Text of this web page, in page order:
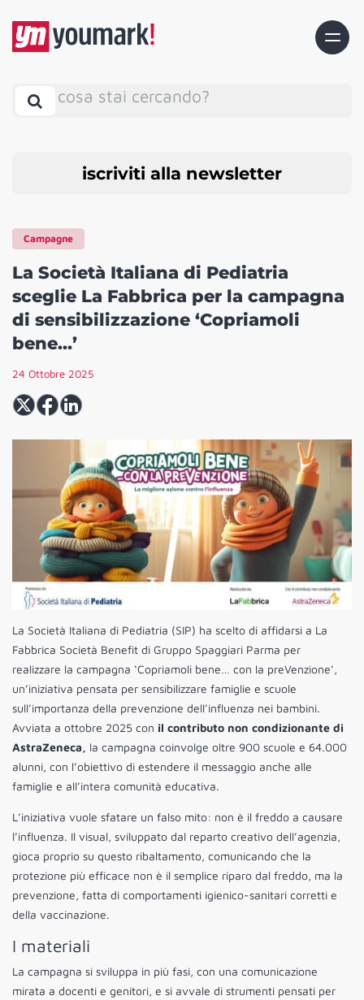
cosa stai cercando?
iscriviti alla newsletter
Campagne
La Società Italiana di Pediatria
sceglie La Fabbrica per la campagna
di sensibilizzazione ‘Copriamoli
bene…’
24 Ottobre 2025
La Società Italiana di Pediatria (SIP) ha scelto di affidarsi a La
Fabbrica Società Benefit di Gruppo Spaggiari Parma per
realizzare la campagna ‘Copriamoli bene… con la preVenzione’,
un’iniziativa pensata per sensibilizzare famiglie e scuole
sull’importanza della prevenzione dell’influenza nei bambini.
Avviata a ottobre 2025 con il contributo non condizionante di
AstraZeneca, la campagna coinvolge oltre 900 scuole e 64.000
alunni, con l’obiettivo di estendere il messaggio anche alle
famiglie e all’intera comunità educativa.
L’iniziativa vuole sfatare un falso mito: non è il freddo a causare
l’influenza. Il visual, sviluppato dal reparto creativo dell’agenzia,
gioca proprio su questo ribaltamento, comunicando che la
protezione più efficace non è il semplice riparo dal freddo, ma la
prevenzione, fatta di comportamenti igienico-sanitari corretti e
della vaccinazione.
I materiali
La campagna si sviluppa in più fasi, con una comunicazione
mirata a docenti e genitori, e si avvale di strumenti pensati per